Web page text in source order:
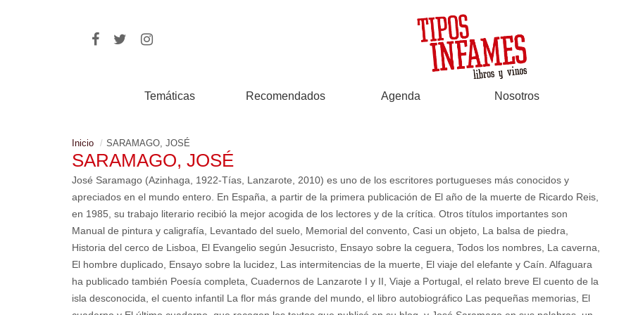
Temáticas Recomendados Agenda Nosotros
Inicio SARAMAGO, JOSÉ
SARAMAGO, JOSÉ
José Saramago (Azinhaga, 1922-Tías, Lanzarote, 2010) es uno de los escritores portugueses más conocidos y
apreciados en el mundo entero. En España, a partir de la primera publicación de El año de la muerte de Ricardo Reis,
en 1985, su trabajo literario recibió la mejor acogida de los lectores y de la crítica. Otros títulos importantes son
Manual de pintura y caligrafía, Levantado del suelo, Memorial del convento, Casi un objeto, La balsa de piedra,
Historia del cerco de Lisboa, El Evangelio según Jesucristo, Ensayo sobre la ceguera, Todos los nombres, La caverna,
El hombre duplicado, Ensayo sobre la lucidez, Las intermitencias de la muerte, El viaje del elefante y Caín. Alfaguara
ha publicado también Poesía completa, Cuadernos de Lanzarote I y II, Viaje a Portugal, el relato breve El cuento de la
isla desconocida, el cuento infantil La flor más grande del mundo, el libro autobiográfico Las pequeñas memorias, El